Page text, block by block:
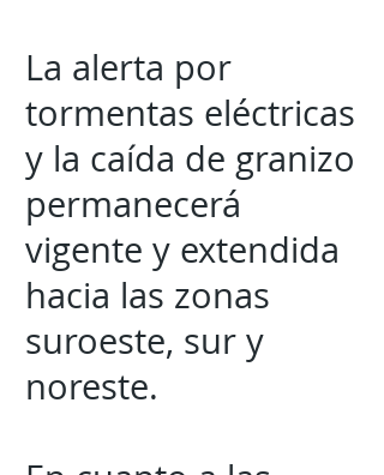
La alerta por
tormentas eléctricas
y la caída de granizo
permanecerá
vigente y extendida
hacia las zonas
suroeste, sur y
noreste.